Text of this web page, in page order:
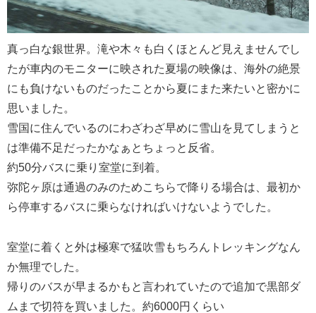
真っ白な銀世界。滝や木々も白くほとんど見えませんでし
たが車内のモニターに映された夏場の映像は、海外の絶景
にも負けないものだったことから夏にまた来たいと密かに
思いました。
雪国に住んでいるのにわざわざ早めに雪山を見てしまうと
は準備不足だったかなぁとちょっと反省。
約50分バスに乗り室堂に到着。
弥陀ヶ原は通過のみのためこちらで降りる場合は、最初か
ら停車するバスに乗らなければいけないようでした。
室堂に着くと外は極寒で猛吹雪もちろんトレッキングなん
か無理でした。
帰りのバスが早まるかもと言われていたので追加で黒部ダ
ムまで切符を買いました。約6000円くらい